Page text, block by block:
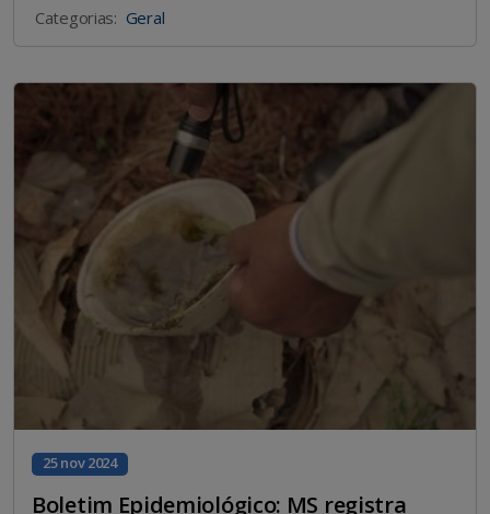
Categorias: Geral
25 nov 2024
Boletim Epidemiológico: MS registra